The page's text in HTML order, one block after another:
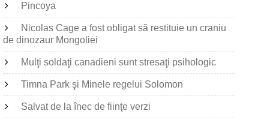
Pincoya
Nicolas Cage a fost obligat să restituie un craniu
de dinozaur Mongoliei
Mulţi soldaţi canadieni sunt stresaţi psihologic
Timna Park şi Minele regelui Solomon
Salvat de la înec de fiinţe verzi